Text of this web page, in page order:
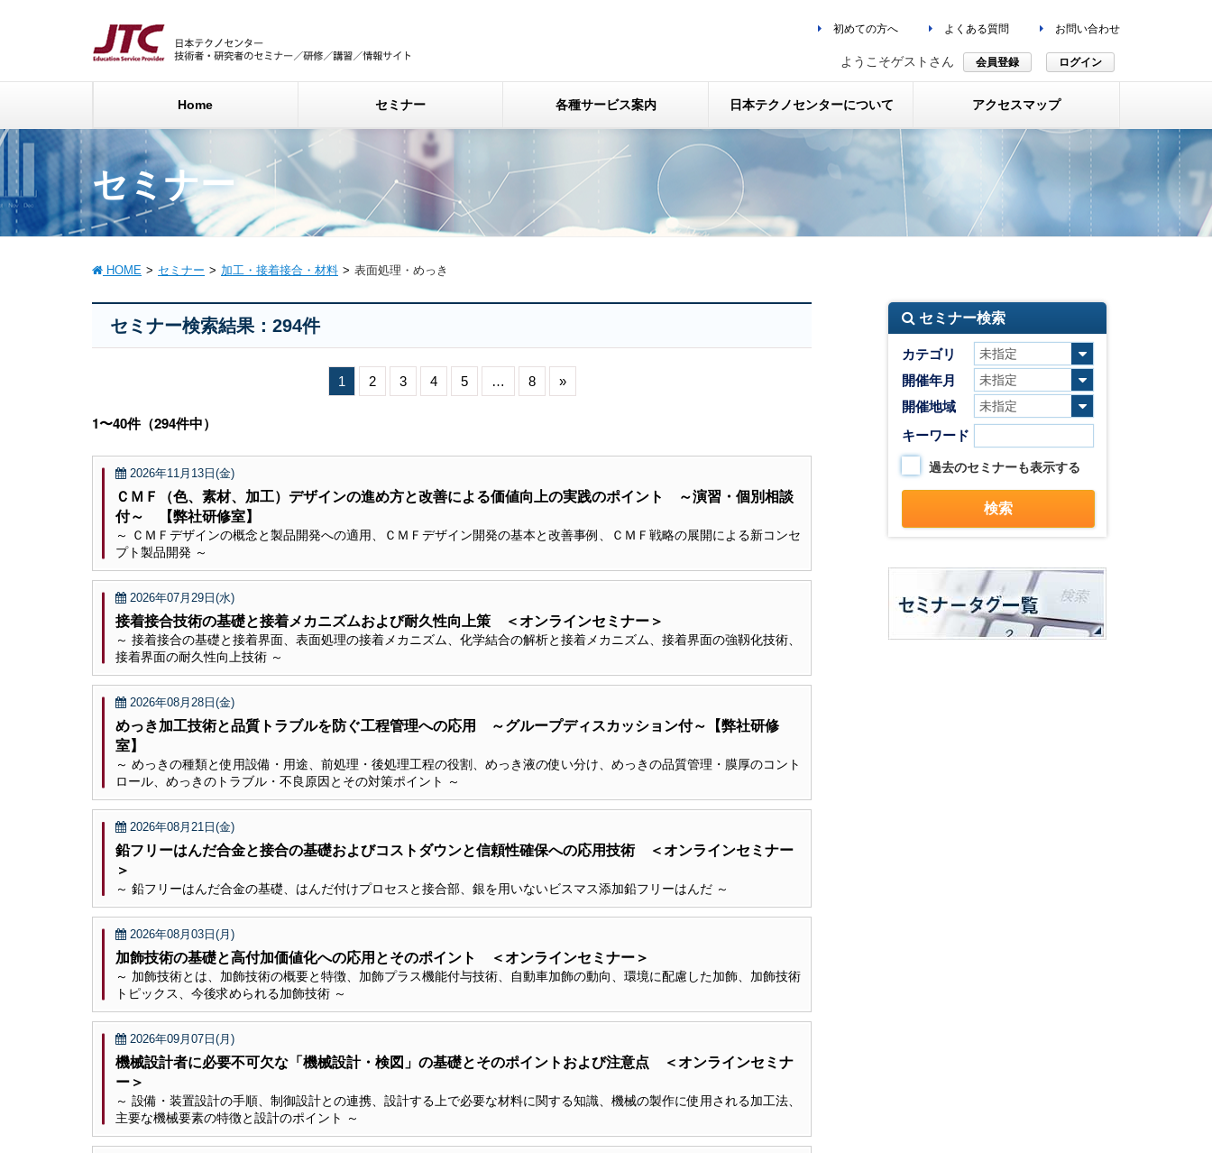
初めての方へ よくある質問 お問い合わせ
ようこそゲストさん 会員登録 ログイン
Home セミナー 各種サービス案内 日本テクノセンターについて アクセスマップ
セミナー
HOME セミナー 加工・接着接合・材料 表面処理・めっき
セミナー検索結果：294件
1 2 3 4 5 … 8 »
1〜40件（294件中）
2026年11月13日(金)
ＣＭＦ（色、素材、加工）デザインの進め方と改善による価値向上の実践のポイント ～演習・個別相談
付～ 【弊社研修室】
～ ＣＭＦデザインの概念と製品開発への適用、ＣＭＦデザイン開発の基本と改善事例、ＣＭＦ戦略の展開による新コンセ
プト製品開発 ～
2026年07月29日(水)
接着接合技術の基礎と接着メカニズムおよび耐久性向上策 ＜オンラインセミナー＞
～ 接着接合の基礎と接着界面、表面処理の接着メカニズム、化学結合の解析と接着メカニズム、接着界面の強靱化技術、
接着界面の耐久性向上技術 ～
2026年08月28日(金)
めっき加工技術と品質トラブルを防ぐ工程管理への応用 ～グループディスカッション付～【弊社研修
室】
～ めっきの種類と使用設備・用途、前処理・後処理工程の役割、めっき液の使い分け、めっきの品質管理・膜厚のコント
ロール、めっきのトラブル・不良原因とその対策ポイント ～
2026年08月21日(金)
鉛フリーはんだ合金と接合の基礎およびコストダウンと信頼性確保への応用技術 ＜オンラインセミナー
＞
～ 鉛フリーはんだ合金の基礎、はんだ付けプロセスと接合部、銀を用いないビスマス添加鉛フリーはんだ ～
2026年08月03日(月)
加飾技術の基礎と高付加価値化への応用とそのポイント ＜オンラインセミナー＞
～ 加飾技術とは、加飾技術の概要と特徴、加飾プラス機能付与技術、自動車加飾の動向、環境に配慮した加飾、加飾技術
トピックス、今後求められる加飾技術 ～
2026年09月07日(月)
機械設計者に必要不可欠な「機械設計・検図」の基礎とそのポイントおよび注意点 ＜オンラインセミナ
ー＞
～ 設備・装置設計の手順、制御設計との連携、設計する上で必要な材料に関する知識、機械の製作に使用される加工法、
主要な機械要素の特徴と設計のポイント ～
セミナー検索
カテゴリ
開催年月
開催地域
キーワード
過去のセミナーも表示する